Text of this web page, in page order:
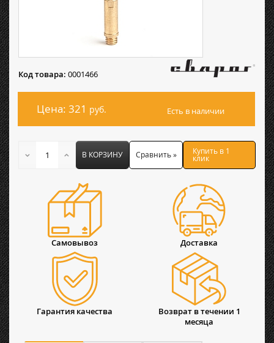
Код товара: 0001466
Цена: 321 руб. Есть в наличии
В КОРЗИНУ Сравнить » Купить в 1
клик
Самовывоз Доставка
Гарантия качества
Возврат в течении 1
месяца